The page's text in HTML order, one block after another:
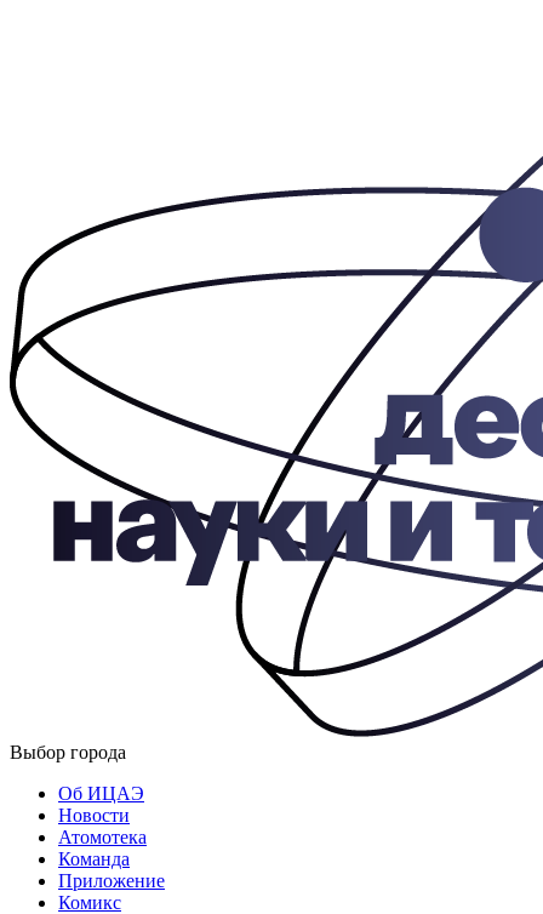
Выбор города
Об ИЦАЭ
Новости
Атомотека
Команда
Приложение
Комикс